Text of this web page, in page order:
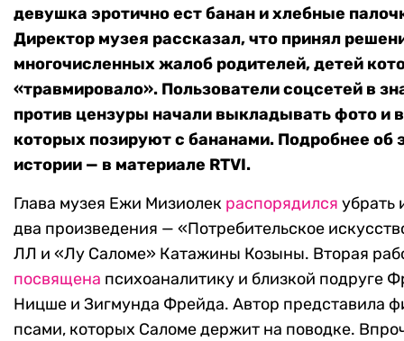
девушка эротично ест банан и хлебные
Директор музея рассказал, что принял
многочисленных жалоб родителей, детей
«травмировало». Пользователи соцсетей в
против цензуры начали выкладывать фото и
которых позируют с бананами. Подробнее об
истории — в материале RTVI.
Глава музея Ежи Мизиолек распорядился убрать
два произведения — «Потребительское
ЛЛ и «Лу Саломе» Катажины Козыны. Вторая
посвящена психоаналитику и близкой подруге
Ницше и Зигмунда Фрейда. Автор представила
псами, которых Саломе держит на поводке.